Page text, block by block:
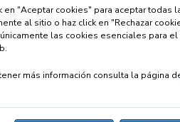
en "Aceptar cookies" para aceptar todas
al sitio o haz click en "Rechazar
las cookies esenciales para
más información consulta la página